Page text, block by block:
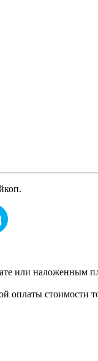
или наложенным
оплаты стоимости